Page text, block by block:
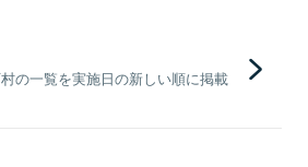
の一覧を実施日の新しい順に掲載